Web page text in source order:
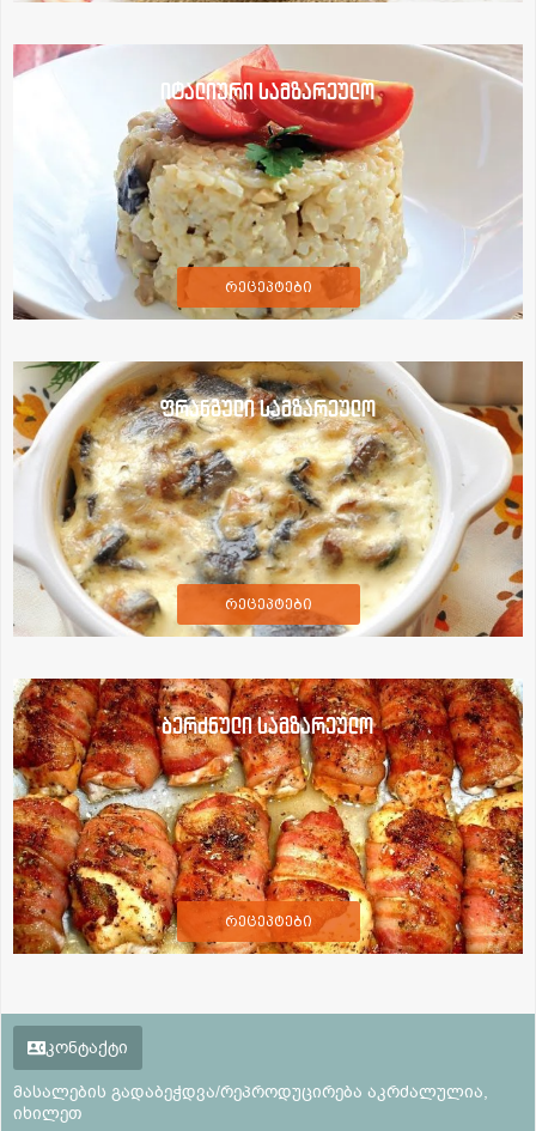
იტალიური სამზარეულო
რეცეპტები
ფრანგული სამზარეულო
რეცეპტები
ბერძნული სამზარეულო
რეცეპტები
კონტაქტი
მასალების გადაბეჭდვა/რეპროდუცირება აკრძალულია,
იხილეთ